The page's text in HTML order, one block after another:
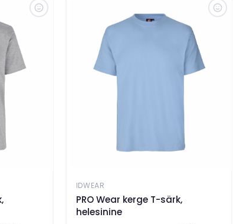
IDWEAR
PRO Wear kerge T-särk,
helesinine